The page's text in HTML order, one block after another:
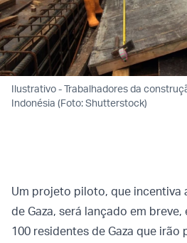
Ilustrativo - Trabalhadores da
Indonésia (Foto: Shutterstock)
Um projeto piloto, que incentiva
de Gaza, será lançado em
100 residentes de Gaza que irão